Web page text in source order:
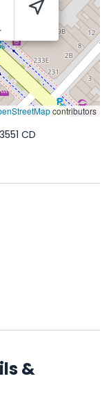
contributors
3551 CD
&